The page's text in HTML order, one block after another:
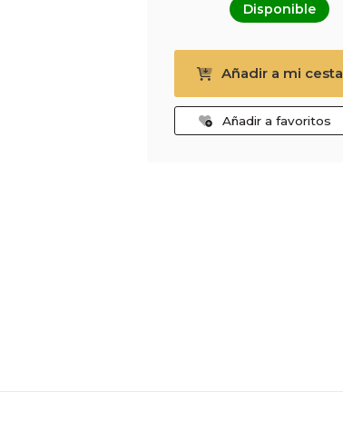
Disponible
Añadir a mi cesta
Añadir a favoritos